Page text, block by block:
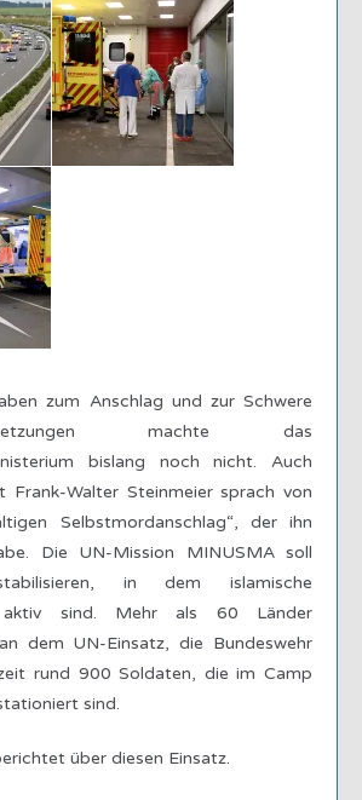
zum Anschlag und zur Schwere
machte das
bislang noch nicht. Auch
Frank-Walter Steinmeier sprach von
Selbstmordanschlag“, der ihn
Die UN-Mission MINUSMA soll
in dem islamische
aktiv sind. Mehr als 60 Länder
dem UN-Einsatz, die Bundeswehr
rund 900 Soldaten, die im Camp
sind.
über diesen Einsatz.